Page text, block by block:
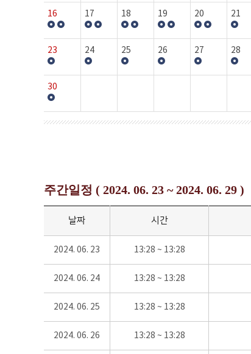
16 17 18 19 20 21
23 24 25 26 27 28
30
주간일정 ( 2024. 06. 23 ~ 2024. 06. 29 )
날짜 시간
2024. 06. 23 13:28 ~ 13:28
2024. 06. 24 13:28 ~ 13:28
2024. 06. 25 13:28 ~ 13:28
2024. 06. 26 13:28 ~ 13:28